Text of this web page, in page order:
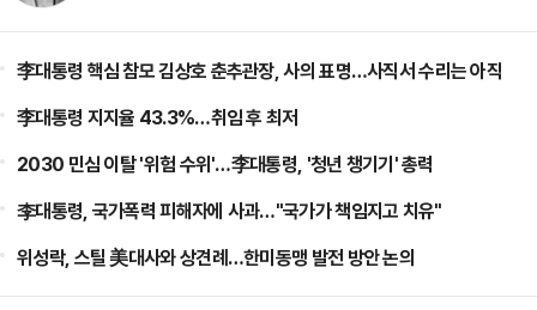
李대통령 핵심 참모 김상호 춘추관장, 사의 표명…사직서 수리는 아직
李대통령 지지율 43.3%…취임 후 최저
2030 민심 이탈 '위험 수위'…李대통령, '청년 챙기기' 총력
李대통령, 국가폭력 피해자에 사과…"국가가 책임지고 치유"
위성락, 스틸 美대사와 상견례…한미동맹 발전 방안 논의